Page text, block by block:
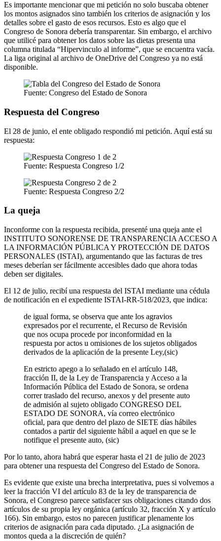
Es importante mencionar que mi petición no solo buscaba obtener
los montos asignados sino también los criterios de asignación y los
detalles sobre el gasto de esos recursos. Esto es algo que el
Congreso de Sonora debería transparentar. Sin embargo, el archivo
que utilicé para obtener los datos sobre las dietas presenta una
columna titulada “Hipervinculo al informe”, que se encuentra vacía.
La liga original al archivo de OneDrive del Congreso ya no está
disponible.
Fuente: Congreso del Estado de Sonora
Respuesta del Congreso
El 28 de junio, el ente obligado respondió mi petición. Aquí está su
respuesta:
Fuente: Respuesta Congreso 1/2
Fuente: Respuesta Congreso 2/2
La queja
Inconforme con la respuesta recibida, presenté una queja ante el
INSTITUTO SONORENSE DE TRANSPARENCIA ACCESO A
LA INFORMACIÓN PÚBLICA Y PROTECCIÓN DE DATOS
PERSONALES (ISTAI), argumentando que las facturas de tres
meses deberían ser fácilmente accesibles dado que ahora todas
deben ser digitales.
El 12 de julio, recibí una respuesta del ISTAI mediante una cédula
de notificación en el expediente ISTAI-RR-518/2023, que indica:
de igual forma, se observa que ante los agravios
expresados por el recurrente, el Recurso de Revisión
que nos ocupa procede por inconformidad en la
respuesta por actos u omisiones de los sujetos obligados
derivados de la aplicación de la presente Ley,(sic)
En estricto apego a lo señalado en el artículo 148,
fracción II, de la Ley de Transparencia y Acceso a la
Información Pública del Estado de Sonora, se ordena
correr traslado del recurso, anexos y del presente auto
de admisión al sujeto obligado CONGRESO DEL
ESTADO DE SONORA, vía correo electrónico
oficial, para que dentro del plazo de SIETE días hábiles
contados a partir del siguiente hábil a aquel en que se le
notifique el presente auto, (sic)
Por lo tanto, ahora habrá que esperar hasta el 21 de julio de 2023
para obtener una respuesta del Congreso del Estado de Sonora.
Es evidente que existe una brecha interpretativa, pues si volvemos a
leer la fracción VI del artículo 83 de la ley de transparencia de
Sonora, el Congreso parece satisfacer sus obligaciones citando dos
artículos de su propia ley orgánica (artículo 32, fracción X y artículo
166). Sin embargo, estos no parecen justificar plenamente los
criterios de asignación para cada diputado. ¿La asignación de
montos queda a la discreción de quién?